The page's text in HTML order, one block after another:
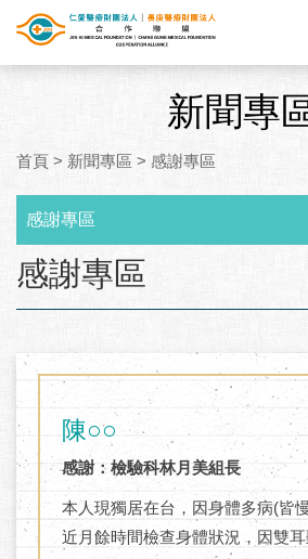
新聞專
首頁 > 新聞專區 > 感謝專區
感謝專區
感謝專區
陳○○
感謝：檢驗科林月美組長
本人現獨居在台，因身體多病(皆
近月餘時間檢查身體狀況，因雙